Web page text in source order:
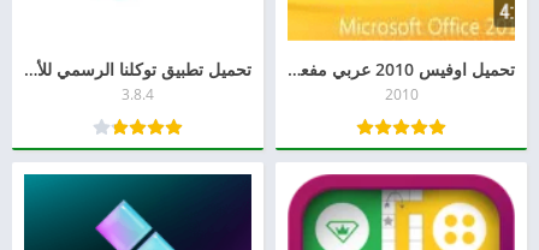
تحميل اوفيس 2010 عربي مفعل مدى الحياة
2010
تحميل تطبيق توكلنا الرسمي للأندرويد APK آخر إصدار 2026
3.8.4